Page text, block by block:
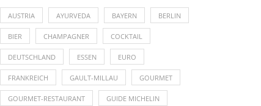
AUSTRIA AYURVEDA BAYERN BERLIN
BIER CHAMPAGNER COCKTAIL
DEUTSCHLAND ESSEN EURO
FRANKREICH GAULT-MILLAU GOURMET
GOURMET-RESTAURANT GUIDE MICHELIN